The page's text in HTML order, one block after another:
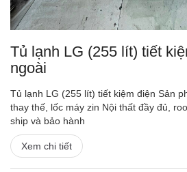
Tủ lạnh LG (255 lít) tiết
ngoài
Tủ lạnh LG (255 lít) tiết kiệm điện Sản
thay thế, lốc máy zin Nội thất đầy đủ,
ship và bảo hành
Xem chi tiết